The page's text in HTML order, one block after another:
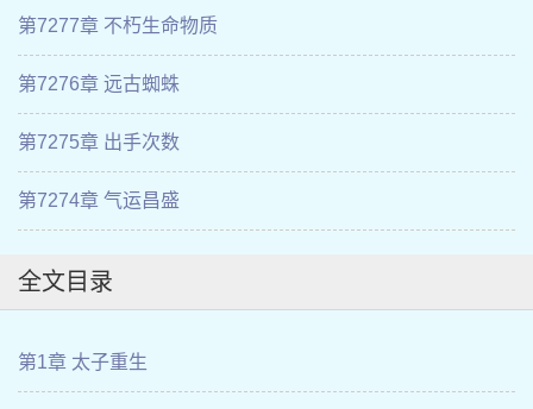
第7277章 不朽生命物质
第7276章 远古蜘蛛
第7275章 出手次数
第7274章 气运昌盛
全文目录
第1章 太子重生